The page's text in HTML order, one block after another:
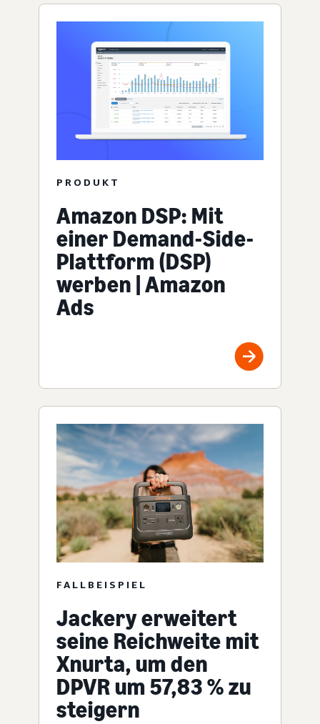
PRODUKT
Amazon DSP: Mit
einer Demand-Side-
Plattform (DSP)
werben | Amazon
Ads
FALLBEISPIEL
Jackery erweitert
seine Reichweite mit
Xnurta, um den
DPVR um 57,83 % zu
steigern